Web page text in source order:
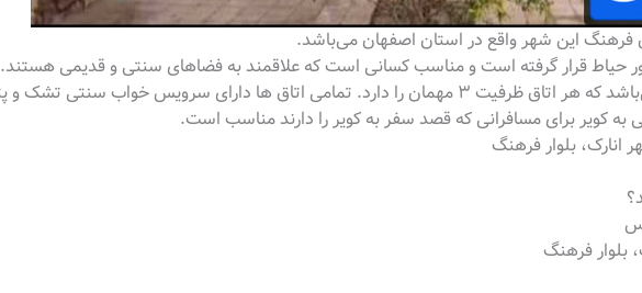
فرهنگ این شهر واقع در استان اصفهان می‌باشد.
دور حیاط قرار گرفته است و مناسب کسانی است که علاقمند به فضاهای سنتی و قدیمی هستند.
به کویر برای مسافرانی که قصد سفر به کویر را دارند مناسب است.
بلوار فرهنگ
بلوار فرهنگ